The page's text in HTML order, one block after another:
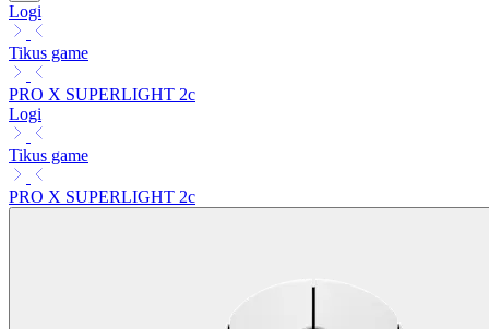
Logi
Tikus game
PRO X SUPERLIGHT 2c
Logi
Tikus game
PRO X SUPERLIGHT 2c